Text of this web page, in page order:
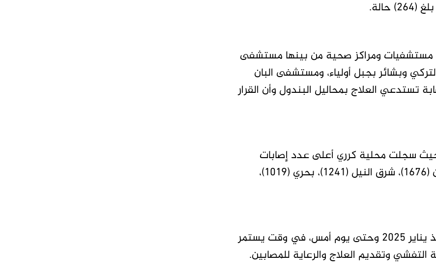
مستشفيات ومراكز صحية من بينها مستشفى
وبشائر بجبل أولياء، ومستشفى البان
تستدعي العلاج بمحاليل البندول وأن القرار
حيث سجلت محلية كرري أعلى عدد إصابات
بـ(7245) حالة، تليها جبل أولياء (1002)، أم درمان (1676)، شرق النيل (1241)، بحري (1019)،
وتأتي هذه الإحصائيات ضمن التقرير التراكمي منذ يناير 2025 وحتى يوم أمس، في وقت يستمر
وتقديم العلاج والرعاية للمصابين.